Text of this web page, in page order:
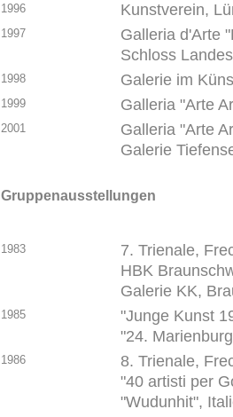
1996 Kunstverein,
1997
Galleria d'Arte
Schloss
1998 Galerie im
1999 Galleria "Arte
2001
Galleria "Arte
Galerie
Gruppenausstellungen
1983
7. Trienale,
HBK
Galerie KK,
1985
"Junge Kunst
"24.
1986
8. Trienale,
"40 artisti per
"Wudunhit",